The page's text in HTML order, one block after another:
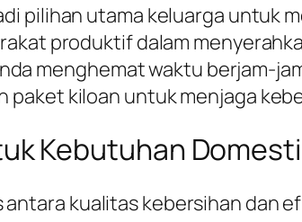
pilihan utama keluarga untuk
produktif dalam
menghemat waktu berjam-
kiloan untuk menjaga
Kebutuhan
kualitas kebersihan dan